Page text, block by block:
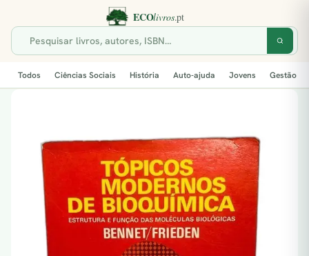
Todos Ciências Sociais História Auto-ajuda Jovens Gestão